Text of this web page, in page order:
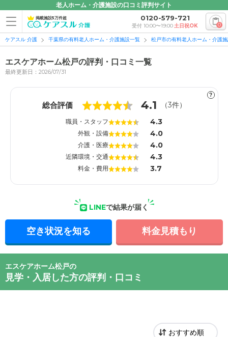
老人ホーム・介護施設の口コミ評判サイト
掲載施設5万件超 0120-579-721
受付 10:00〜19:00土日祝OK 0
ケアスル 介護 千葉県の有料老人ホーム・介護施設一覧 松戸市の有料老人ホーム・介護
エスケアホーム松戸の評判・口コミ一覧
最終更新日：2026/07/31
?
総合評価 4.1 （3件）
職員・スタッフ 4.3
外観・設備 4.0
介護・医療 4.0
近隣環境・交通 4.3
料金・費用 3.7
LINEで結果が届く
空き状況を知る 料金見積もり
エスケアホーム松戸の
見学・入居した方の評判・口コミ